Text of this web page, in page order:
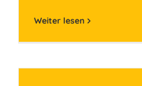
Weiter lesen